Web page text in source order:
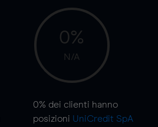
0%
N/A
0% dei clienti hanno
posizioni UniCredit SpA